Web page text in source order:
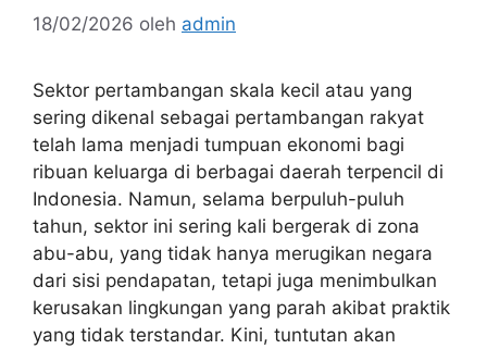
18/02/2026 oleh admin
Sektor pertambangan skala kecil atau yang
sering dikenal sebagai pertambangan rakyat
telah lama menjadi tumpuan ekonomi bagi
ribuan keluarga di berbagai daerah terpencil di
Indonesia. Namun, selama berpuluh-puluh
tahun, sektor ini sering kali bergerak di zona
abu-abu, yang tidak hanya merugikan negara
dari sisi pendapatan, tetapi juga menimbulkan
kerusakan lingkungan yang parah akibat praktik
yang tidak terstandar. Kini, tuntutan akan